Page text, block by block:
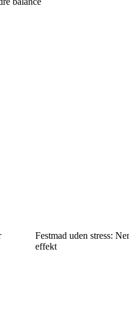
Festmad uden stress:
effekt